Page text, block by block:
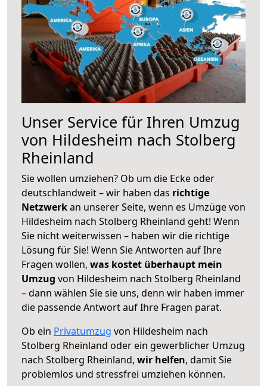
Unser Service für Ihren Umzug
von Hildesheim nach Stolberg
Rheinland
Sie wollen umziehen? Ob um die Ecke oder
deutschlandweit – wir haben das richtige
Netzwerkan unserer Seite, wenn es Umzüge von
Hildesheim nach Stolberg Rheinland geht! Wenn
Sie nicht weiterwissen – haben wir die richtige
Lösung für Sie! Wenn Sie Antworten auf Ihre
Fragen wollen, was kostet überhaupt mein
Umzug von Hildesheim nach Stolberg Rheinland
– dann wählen Sie sie uns, denn wir haben immer
die passende Antwort auf Ihre Fragen parat.
Ob ein Privatumzug von Hildesheim nach
Stolberg Rheinland oder ein gewerblicher Umzug
nach Stolberg Rheinland, wir helfen, damit Sie
problemlos und stressfrei umziehen können.